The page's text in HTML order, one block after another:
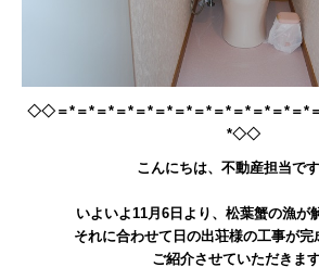
◇◇＝*＝*＝*＝*＝*＝*＝*＝*＝*＝*＝*＝*＝*
*◇◇
こんにちは、不動産担当で
いよいよ11月6日より、松葉蟹の漁が
それに合わせて日の出荘様の工事が完
ご紹介させていただきます